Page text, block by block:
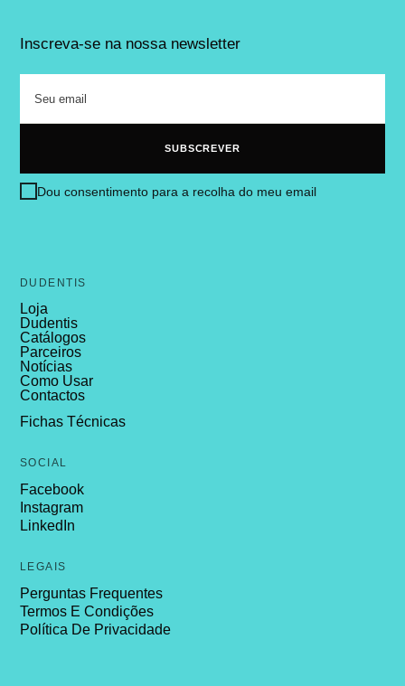
Inscreva-se na nossa newsletter
Dou consentimento para a recolha do meu email
DUDENTIS
Loja
Dudentis
Catálogos
Parceiros
Notícias
Como Usar
Contactos
Fichas Técnicas
SOCIAL
Facebook
Instagram
LinkedIn
LEGAIS
Perguntas Frequentes
Termos E Condições
Política De Privacidade